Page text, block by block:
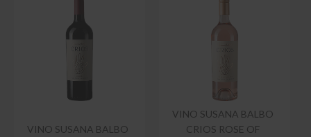
VINO SUSANA BALBO
VINO SUSANA BALBO
CRIOS ROSE OF